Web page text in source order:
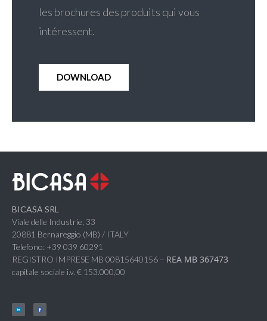
les brochures des produits qui vous
intéressent.
DOWNLOAD
BICASA SRL
Viale delle Industrie, 33
20881 Bernareggio (MB) / ITALY
Telefono: +39 039 60291
REGISTRO IMPRESE MB 00815640156 – REA MB 367473
capitale sociale i.v. € 153.000,00